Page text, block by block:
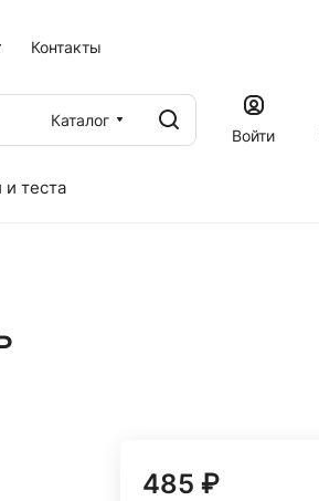
Контакты
Каталог
Войти
теста
485 ₽